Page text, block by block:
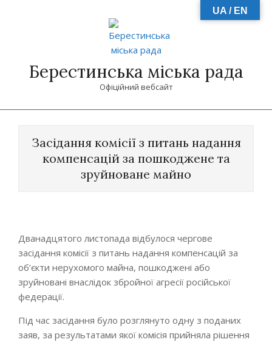
Берестинська міська рада
Офіційний вебсайт
Засідання комісії з питань надання
компенсацій за пошкоджене та
зруйноване майно
Дванадцятого листопада відбулося чергове
засідання комісії з питань надання компенсацій за
об’єкти нерухомого майна, пошкоджені або
зруйновані внаслідок збройної агресії російської
федерації.
Під час засідання було розглянуто одну з поданих
заяв, за результатами якої комісія прийняла рішення
UA / EN